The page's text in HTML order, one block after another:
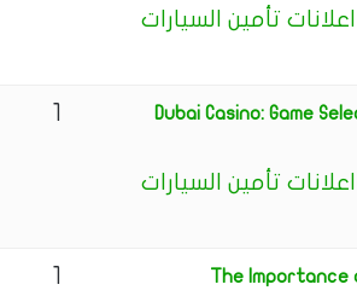
اعلانات تأمين السيارات
Dubai Casino: Game
اعلانات تأمين السيارات
The Importance